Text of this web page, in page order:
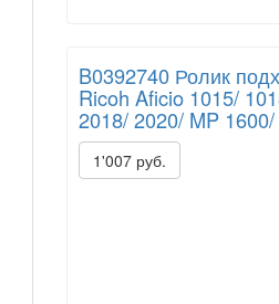
B0392740 Ролик
Ricoh Aficio 1015/
2018/ 2020/ MP
1'007 руб.